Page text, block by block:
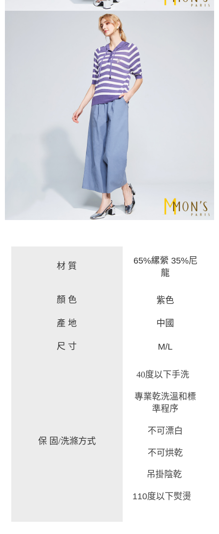
材 質
65%縲縈 35%尼
龍
顏 色 紫色
產 地 中國
尺 寸 M/L
保 固/洗滌方式
40度以下手洗
專業乾洗溫和標
準程序
不可漂白
不可烘乾
吊掛陰乾
110度以下熨燙